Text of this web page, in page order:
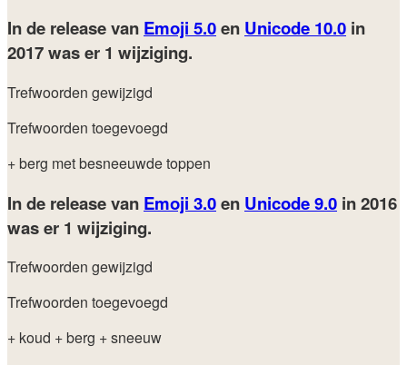
In de release van Emoji 5.0en Unicode 10.0 in
2017was er 1 wijziging.
Trefwoorden gewijzigd
Trefwoorden toegevoegd
+ berg met besneeuwde toppen
In de release van Emoji 3.0en Unicode 9.0 in 2016
was er 1 wijziging.
Trefwoorden gewijzigd
Trefwoorden toegevoegd
+ koud + berg + sneeuw